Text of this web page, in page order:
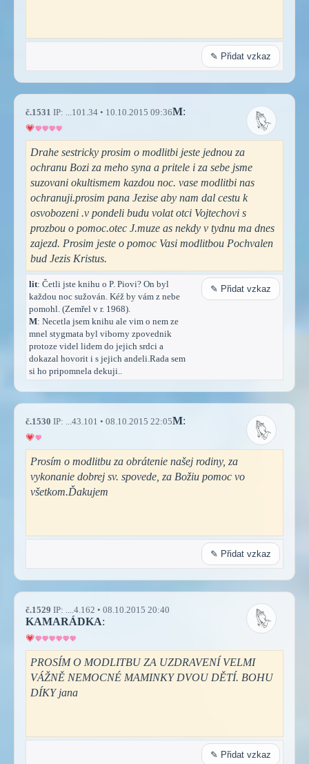
✎ Přidat vzkaz
č.1531 IP: ...101.34 • 10.10.2015 09:36M:
Drahe sestricky prosim o modlitbi jeste jednou za
ochranu Bozi za meho syna a pritele i za sebe jsme
suzovani okultismem kazdou noc. vase modlitbi nas
ochranuji.prosim pana Jezise aby nam dal cestu k
osvobozeni .v pondeli budu volat otci Vojtechovi s
prozbou o pomoc.otec J.muze as nekdy v tydnu ma dnes
zajezd. Prosim jeste o pomoc Vasi modlitbou Pochvalen
bud Jezis Kristus.
lit: Četli jste knihu o P. Piovi? On byl
každou noc sužován. Kéž by vám z nebe
pomohl. (Zemřel v r. 1968).
M: Necetla jsem knihu ale vim o nem ze
mnel stygmata byl viborny zpovednik
protoze videl lidem do jejich srdci a
dokazal hovorit i s jejich andeli.Rada sem
si ho pripomnela dekuji..
✎ Přidat vzkaz
č.1530 IP: ...43.101 • 08.10.2015 22:05M:
Prosím o modlitbu za obrátenie našej rodiny, za
vykonanie dobrej sv. spovede, za Božiu pomoc vo
všetkom.Ďakujem
✎ Přidat vzkaz
č.1529 IP: ....4.162 • 08.10.2015 20:40
KAMARÁDKA:
PROSÍM O MODLITBU ZA UZDRAVENÍ VELMI
VÁŽNĚ NEMOCNÉ MAMINKY DVOU DĚTÍ. BOHU
DÍKY jana
✎ Přidat vzkaz